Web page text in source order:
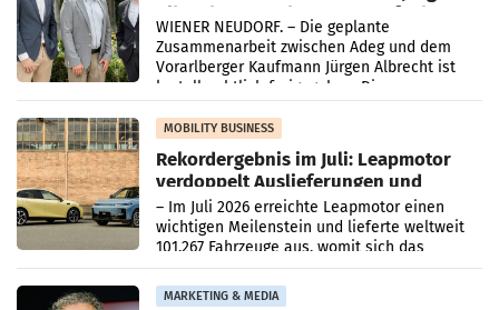
Albrecht setzt ab 1.1.2027 auf Adeg
WIENER NEUDORF. – Die geplante
Zusammenarbeit zwischen Adeg und dem
Vorarlberger Kaufmann Jürgen Albrecht ist
kartellrechtlich freigegeben: Die
Bundeswettbewerbsbehörde und der
Bundeskartellanwalt
MOBILITY BUSINESS
Rekordergebnis im Juli: Leapmotor
verdoppelt Auslieferungen und
überschreitet die 100.000er-Marke
– Im Juli 2026 erreichte Leapmotor einen
wichtigen Meilenstein und lieferte weltweit
101.267 Fahrzeuge aus, womit sich das
Ergebnis gegenüber Juli 2025 mehr als
verdoppelte (+102
MARKETING & MEDIA